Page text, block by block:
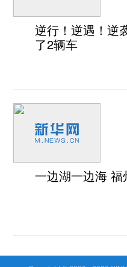
逆行！逆遇！逆
了2辆车
一边湖一边海